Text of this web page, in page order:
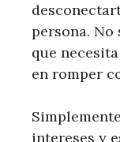
persona.
que
en romper
intereses y